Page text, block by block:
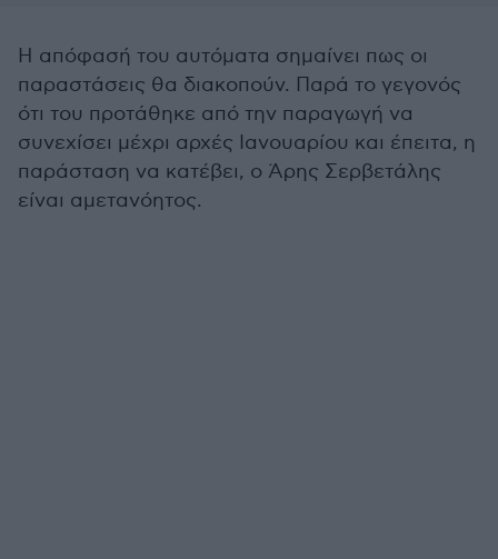
Η απόφασή του αυτόματα σημαίνει πως οι
παραστάσεις θα διακοπούν. Παρά το γεγονός
ότι του προτάθηκε από την παραγωγή να
συνεχίσει μέχρι αρχές Ιανουαρίου και έπειτα, η
παράσταση να κατέβει, ο Άρης Σερβετάλης
είναι αμετανόητος.